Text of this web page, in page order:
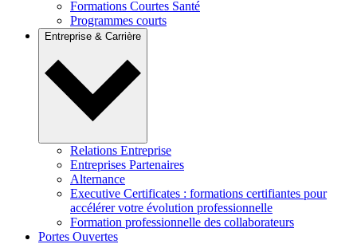
Formations Courtes Santé
Programmes courts
Entreprise & Carrière
Relations Entreprise
Entreprises Partenaires
Alternance
Executive Certificates : formations certifiantes pour
accélérer votre évolution professionnelle
Formation professionnelle des collaborateurs
Portes Ouvertes